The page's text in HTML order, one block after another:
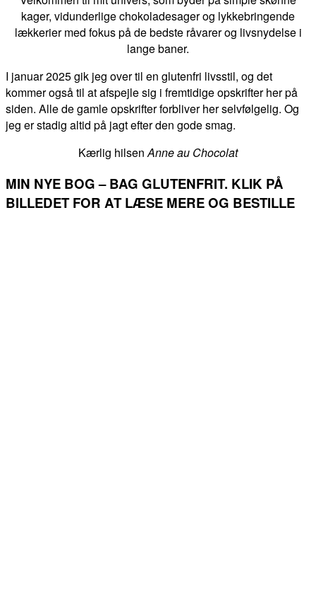
kager, vidunderlige chokoladesager og lykkebringende
lækkerier med fokus på de bedste råvarer og livsnydelse i
lange baner.
I januar 2025 gik jeg over til en glutenfri livsstil, og det
kommer også til at afspejle sig i fremtidige opskrifter her på
siden. Alle de gamle opskrifter forbliver her selvfølgelig. Og
jeg er stadig altid på jagt efter den gode smag.
Kærlig hilsenAnne au Chocolat
MIN NYE BOG – BAG GLUTENFRIT. KLIK PÅ
BILLEDET FOR AT LÆSE MERE OG BESTILLE